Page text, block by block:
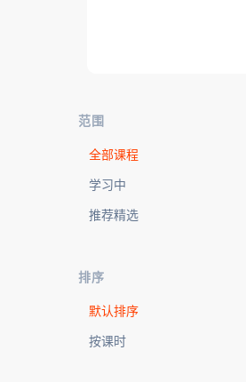
范围
全部课程
学习中
推荐精选
排序
默认排序
按课时